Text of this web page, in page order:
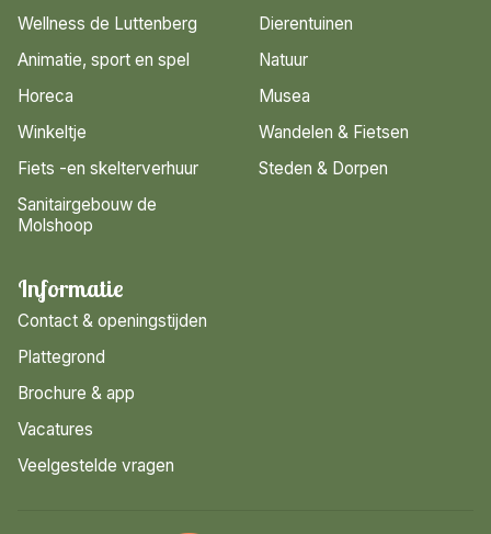
Wellness de Luttenberg
Animatie, sport en spel
Horeca
Winkeltje
Fiets -en skelterverhuur
Sanitairgebouw de
Molshoop
Dierentuinen
Natuur
Musea
Wandelen & Fietsen
Steden & Dorpen
Informatie
Contact & openingstijden
Plattegrond
Brochure & app
Vacatures
Veelgestelde vragen